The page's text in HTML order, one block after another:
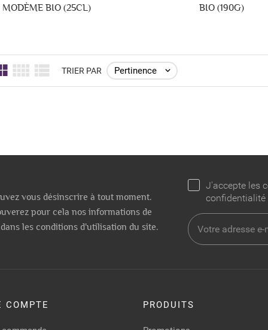
MODÈME BIO (25CL)
BIO (190G)
TRIER PAR Pertinence 
vous désinscrire à tout moment.
pour cela nos informations de
les conditions d'utilisation du site.
J'accepte les
confidentialité
COMPTE PRODUITS